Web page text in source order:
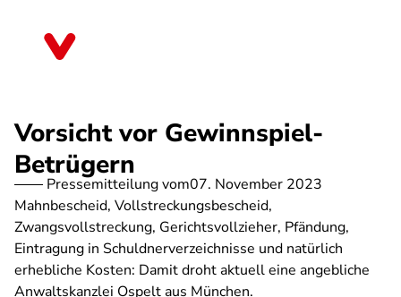
Vorsicht vor Gewinnspiel-
Betrügern
Pressemitteilung vom07. November 2023
Mahnbescheid, Vollstreckungsbescheid,
Zwangsvollstreckung, Gerichtsvollzieher, Pfändung,
Eintragung in Schuldnerverzeichnisse und natürlich
erhebliche Kosten: Damit droht aktuell eine angebliche
Anwaltskanzlei Ospelt aus München.